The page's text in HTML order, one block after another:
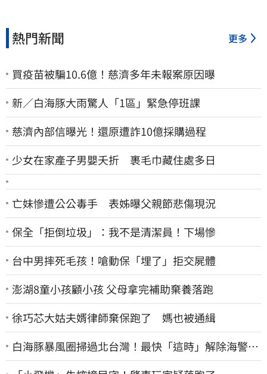
熱門新聞 更多
買疫苗被騙10.6億！慈濟多年未報案原因曝
新／白海豚大雨驚人「1區」緊急停班課
慈濟內部信曝光！還原遭詐10億採購過程
少女在家產子男嬰夭折 裹毛巾藏住處多日
亡妹慘遭公公毒手 表姊曝父親節悲傷現況
保全「拒倒垃圾」：我不是清潔員！下場慘
台中男摔死毛孩！嗆動保「埋了」拒交屍體
澎湖8童小孩顧小孩 父母拿完補助棄養落跑
徐巧芯大姑夫婿律師棄保跑了 媽也被通緝
白海豚暴風圈掃過北台灣！最快「這時」解除海警
9日停班停課一覽